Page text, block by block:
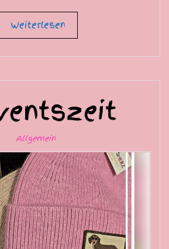
Weiterlesen
Allgemein